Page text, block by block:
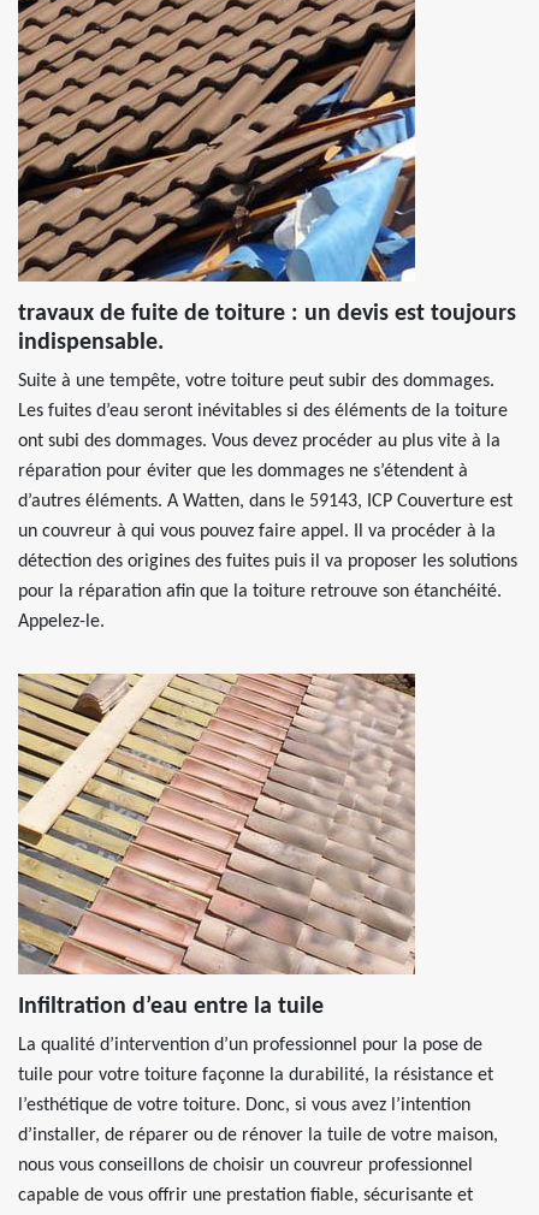
travaux de fuite de toiture : un devis est toujours
indispensable.
Suite à une tempête, votre toiture peut subir des dommages.
Les fuites d’eau seront inévitables si des éléments de la toiture
ont subi des dommages. Vous devez procéder au plus vite à la
réparation pour éviter que les dommages ne s’étendent à
d’autres éléments. A Watten, dans le 59143, ICP Couverture est
un couvreur à qui vous pouvez faire appel. Il va procéder à la
détection des origines des fuites puis il va proposer les solutions
pour la réparation afin que la toiture retrouve son étanchéité.
Appelez-le.
Infiltration d’eau entre la tuile
La qualité d’intervention d’un professionnel pour la pose de
tuile pour votre toiture façonne la durabilité, la résistance et
l’esthétique de votre toiture. Donc, si vous avez l’intention
d’installer, de réparer ou de rénover la tuile de votre maison,
nous vous conseillons de choisir un couvreur professionnel
capable de vous offrir une prestation fiable, sécurisante et